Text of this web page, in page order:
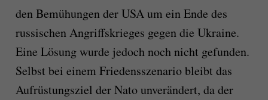
den Bemühungen der USA um ein Ende des
russischen Angriffskrieges gegen die Ukraine.
Eine Lösung wurde jedoch noch nicht gefunden.
Selbst bei einem Friedensszenario bleibt das
Aufrüstungsziel der Nato unverändert, da der